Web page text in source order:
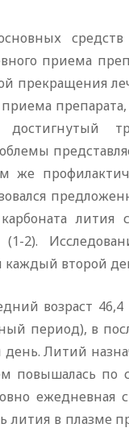
средств
приема
прекращения
же
лития
2).
второй
возраст 46,4
период), в
Литий
повышалась по
ежедневная
лития в плазме